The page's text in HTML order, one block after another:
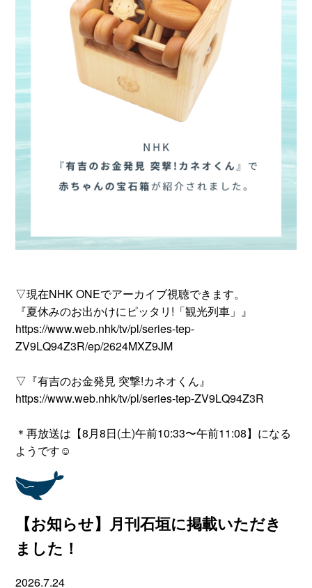
▽現在NHK ONEでアーカイブ視聴できます。
『夏休みのお出かけにピッタリ!「観光列車」』
https://www.web.nhk/tv/pl/series-tep-
ZV9LQ94Z3R/ep/2624MXZ9JM
▽『有吉のお金発見 突撃!カネオくん』
https://www.web.nhk/tv/pl/series-tep-ZV9LQ94Z3R
＊再放送は【8月8日(土)午前10:33〜午前11:08】になる
ようです☺
【お知らせ】月刊石垣に掲載いただき
ました！
2026.7.24